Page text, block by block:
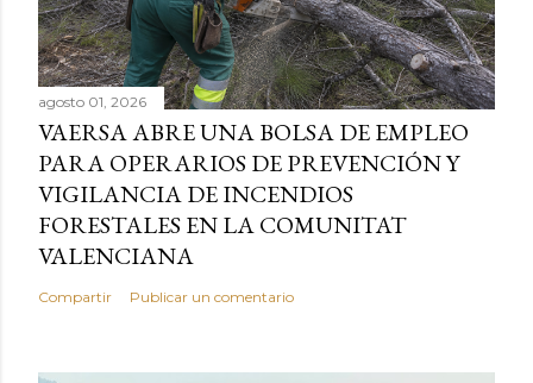
agosto 01, 2026
VAERSA ABRE UNA BOLSA DE EMPLEO
PARA OPERARIOS DE PREVENCIÓN Y
VIGILANCIA DE INCENDIOS
FORESTALES EN LA COMUNITAT
VALENCIANA
Compartir Publicar un comentario